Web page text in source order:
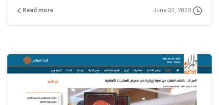
June 30, 2023
Read more